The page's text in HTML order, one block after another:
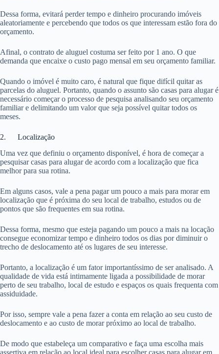
Dessa forma, evitará perder tempo e dinheiro procurando imóveis
aleatoriamente e percebendo que todos os que interessam estão fora do
orçamento.
Afinal, o contrato de aluguel costuma ser feito por 1 ano. O que
demanda que encaixe o custo pago mensal em seu orçamento familiar.
Quando o imóvel é muito caro, é natural que fique difícil quitar as
parcelas do aluguel. Portanto, quando o assunto são casas para alugar é
necessário começar o processo de pesquisa analisando seu orçamento
familiar e delimitando um valor que seja possível quitar todos os
meses.
2. Localização
Uma vez que definiu o orçamento disponível, é hora de começar a
pesquisar casas para alugar de acordo com a localização que fica
melhor para sua rotina.
Em alguns casos, vale a pena pagar um pouco a mais para morar em
localização que é próxima do seu local de trabalho, estudos ou de
pontos que são frequentes em sua rotina.
Dessa forma, mesmo que esteja pagando um pouco a mais na locação
consegue economizar tempo e dinheiro todos os dias por diminuir o
trecho de deslocamento até os lugares de seu interesse.
Portanto, a localização é um fator importantíssimo de ser analisado. A
qualidade de vida está intimamente ligada a possibilidade de morar
perto de seu trabalho, local de estudo e espaços os quais frequenta com
assiduidade.
Por isso, sempre vale a pena fazer a conta em relação ao seu custo de
deslocamento e ao custo de morar próximo ao local de trabalho.
De modo que estabeleça um comparativo e faça uma escolha mais
assertiva em relação ao local ideal para escolher casas para alugar em